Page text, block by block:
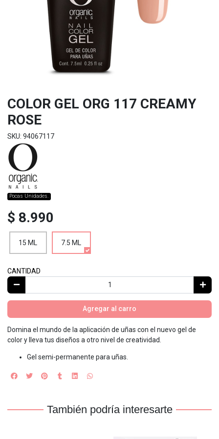
COLOR GEL ORG 117 CREAMY
ROSE
SKU: 94067117
Pocas Unidades.
$ 8.990
15 ML 7.5 ML
CANTIDAD
Agregar al carro
Domina el mundo de la aplicación de uñas con el nuevo gel de
color y lleva tus diseños a otro nivel de creatividad.
Gel semi-permanente para uñas.
También podría interesarte